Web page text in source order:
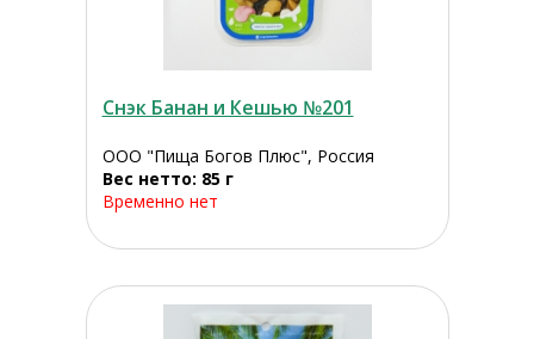
Снэк Банан и Кешью №201
ООО "Пища Богов Плюс", Россия
Вес нетто: 85 г
Временно нет